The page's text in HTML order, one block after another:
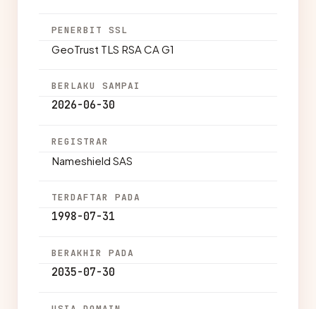
PENERBIT SSL
GeoTrust TLS RSA CA G1
BERLAKU SAMPAI
2026-06-30
REGISTRAR
Nameshield SAS
TERDAFTAR PADA
1998-07-31
BERAKHIR PADA
2035-07-30